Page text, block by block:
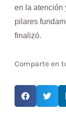
en la atención
pilares
finalizó.
Comparte en